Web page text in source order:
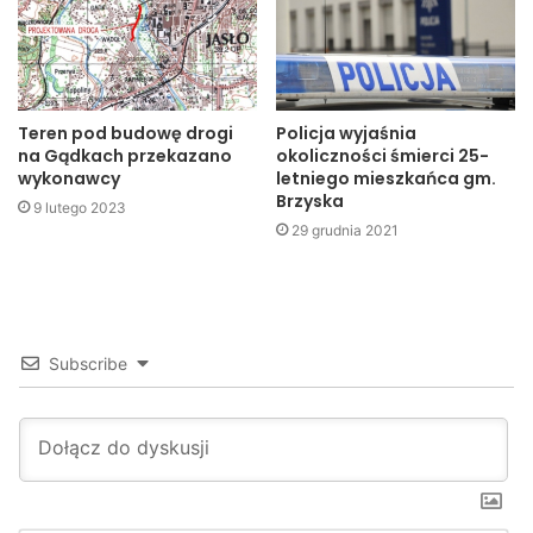
Teren pod budowę drogi
na Gądkach przekazano
wykonawcy
9 lutego 2023
Policja wyjaśnia
okoliczności śmierci 25-
letniego mieszkańca gm.
Brzyska
29 grudnia 2021
Subscribe